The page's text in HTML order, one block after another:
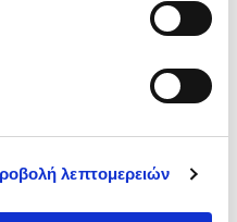
λεπτομερειών